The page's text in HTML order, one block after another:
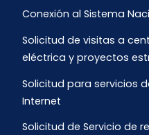
Conexión al Sistema
Solicitud de visitas a
eléctrica y proyectos
Solicitud para servicios
Internet
Solicitud de Servicio de